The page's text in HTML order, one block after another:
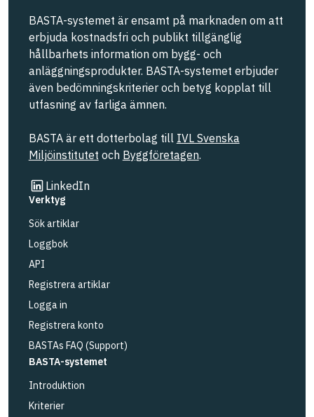
BASTA-systemet är ensamt på marknaden om att
erbjuda kostnadsfri och publikt tillgänglig
hållbarhets information om bygg- och
anläggningsprodukter. BASTA-systemet erbjuder
även bedömningskriterier och betyg kopplat till
utfasning av farliga ämnen.
BASTA är ett dotterbolag till IVL Svenska
Miljöinstitutet och Byggföretagen.
LinkedIn
Länk till annan webbplats
Verktyg
Sök artiklar
Loggbok
API
Registrera artiklar
Logga in
Registrera konto
BASTAs FAQ (Support)
BASTA-systemet
Introduktion
Kriterier